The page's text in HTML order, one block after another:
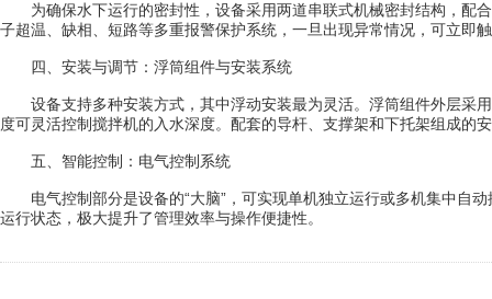
为确保水下运行的密封性，设备采用两道串联式机械密封结构，配
子超温、缺相、短路等多重报警保护系统，一旦出现异常情况，可立即
四、安装与调节：浮筒组件与安装系统
设备支持多种安装方式，其中浮动安装最为灵活。浮筒组件外层采
度可灵活控制搅拌机的入水深度。配套的导杆、支撑架和下托架组成
五、智能控制：电气控制系统
电气控制部分是设备的“大脑”，可实现单机独立运行或多机集中自
运行状态，极大提升了管理效率与操作便捷性。